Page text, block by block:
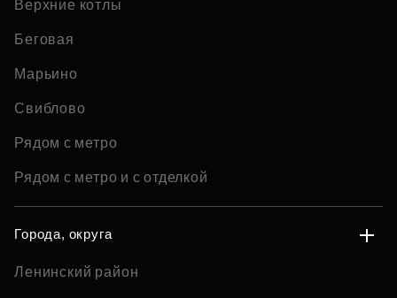
Верхние котлы
Беговая
Марьино
Свиблово
Рядом с метро
Рядом с метро и с отделкой
Города, округа
Ленинский район